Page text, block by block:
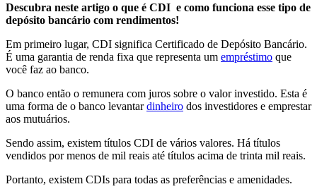
Descubra neste artigo o que é CDI e como funciona esse tipo de
depósito bancário com rendimentos!
Em primeiro lugar, CDI significa Certificado de Depósito Bancário.
É uma garantia de renda fixa que representa um empréstimo que
você faz ao banco.
O banco então o remunera com juros sobre o valor investido. Esta é
uma forma de o banco levantardinheiro dos investidores e emprestar
aos mutuários.
Sendo assim, existem títulos CDI de vários valores. Há títulos
vendidos por menos de mil reais até títulos acima de trinta mil reais.
Portanto, existem CDIs para todas as preferências e amenidades.